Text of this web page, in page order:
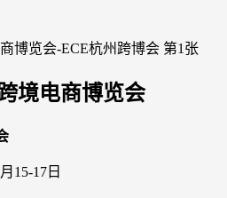
境电商博览会
15-17日